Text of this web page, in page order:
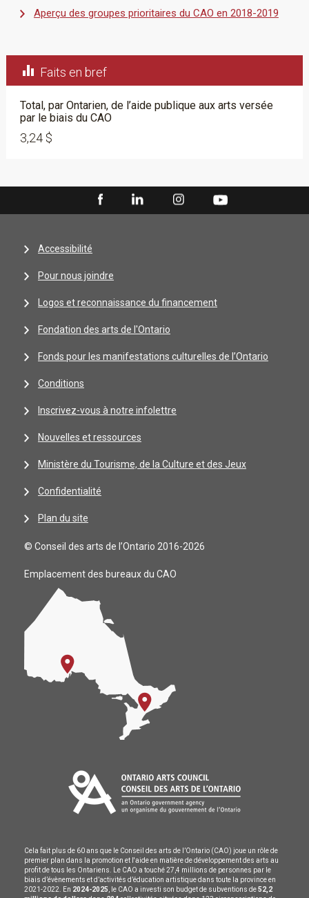
Aperçu des groupes prioritaires du CAO en 2018-2019​
 Faits en bref
Total, par Ontarien, de l’aide publique aux arts versée
par le biais du CAO
3,24 $
Accessibilité
Pour nous joindre
Logos et reconnaissance du financement
Fondation des arts de l'Ontario
Fonds pour les manifestations culturelles de l’Ontario
Conditions
Inscrivez-vous à notre infolettre
Nouvelles et ressources
Ministère du Tourisme, de la Culture et des Jeux
Confidentialité
Plan du site
© Conseil des arts de l’Ontario 2016-2026
Emplacement des bureaux du CAO
Cela fait plus de 60 ans que le Conseil des arts de l’Ontario (CAO) joue un rôle de
premier plan dans la promotion et l'aide en matière de développement des arts au
profit de tous les Ontariens. Le CAO a touché 27,4 millions de personnes par le
biais d’évènements et d’activités d’éducation artistique dans toute la province en
2021-2022. En 2024-2025 , le CAO a investi son budget de subventions de52,2